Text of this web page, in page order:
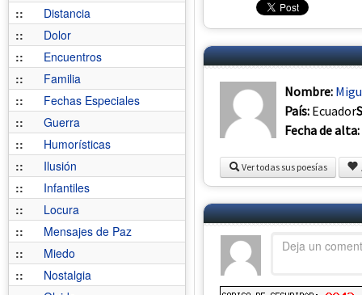
::
Distancia
::
Dolor
::
Encuentros
::
Familia
::
Fechas Especiales
::
Guerra
::
Humorísticas
::
Ilusión
::
Infantiles
::
Locura
::
Mensajes de Paz
::
Miedo
::
Nostalgia
Nombre:
País: Ecuador
Fecha de alta:
Ver todas sus poesías